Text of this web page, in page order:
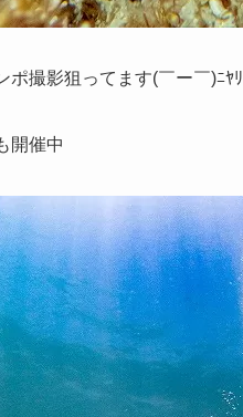
ポ撮影狙ってます(￣ー￣)ﾆﾔﾘ
開催中